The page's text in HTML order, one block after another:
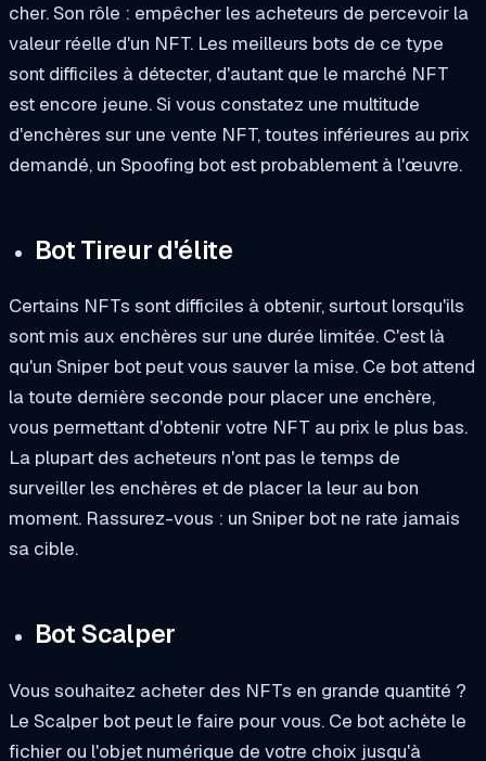
cher. Son rôle : empêcher les acheteurs de percevoir la
valeur réelle d'un NFT. Les meilleurs bots de ce type
sont difficiles à détecter, d'autant que le marché NFT
est encore jeune. Si vous constatez une multitude
d'enchères sur une vente NFT, toutes inférieures au prix
demandé, un Spoofing bot est probablement à l'œuvre.
Bot Tireur d'élite
Certains NFTs sont difficiles à obtenir, surtout lorsqu'ils
sont mis aux enchères sur une durée limitée. C'est là
qu'un Sniper bot peut vous sauver la mise. Ce bot attend
la toute dernière seconde pour placer une enchère,
vous permettant d'obtenir votre NFT au prix le plus bas.
La plupart des acheteurs n'ont pas le temps de
surveiller les enchères et de placer la leur au bon
moment. Rassurez-vous : un Sniper bot ne rate jamais
sa cible.
Bot Scalper
Vous souhaitez acheter des NFTs en grande quantité ?
Le Scalper bot peut le faire pour vous. Ce bot achète le
fichier ou l'objet numérique de votre choix jusqu'à